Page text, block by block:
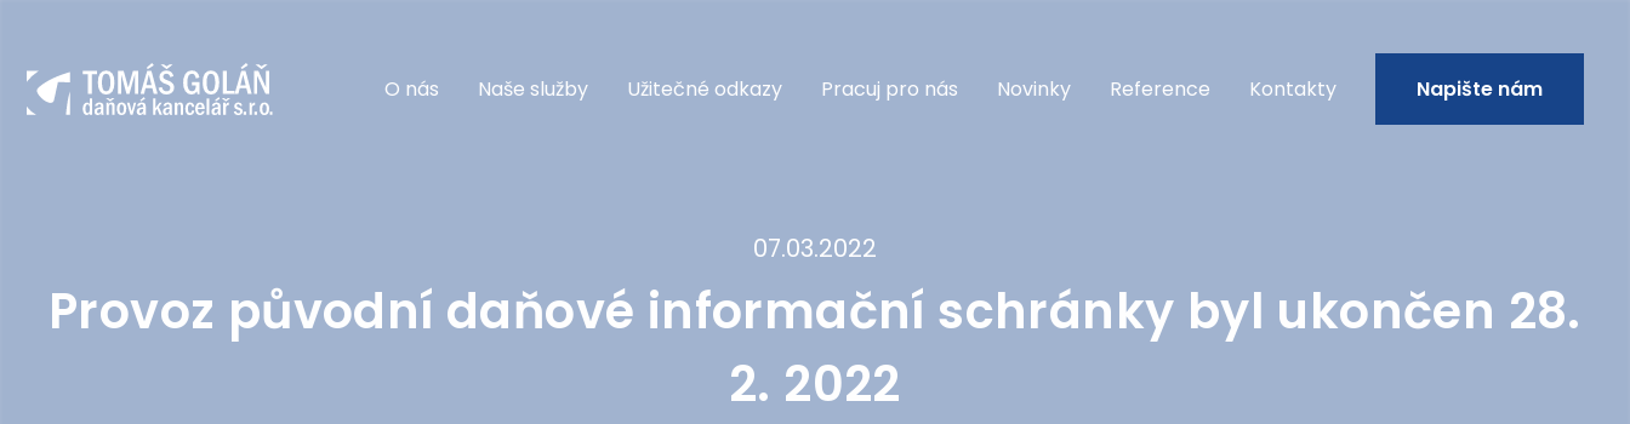
O nás Naše služby Užitečné odkazy Pracuj pro nás Novinky Reference Kontakty Napište nám
07.03.2022
Provoz původní daňové informační schránky byl ukončen 28.
2. 2022